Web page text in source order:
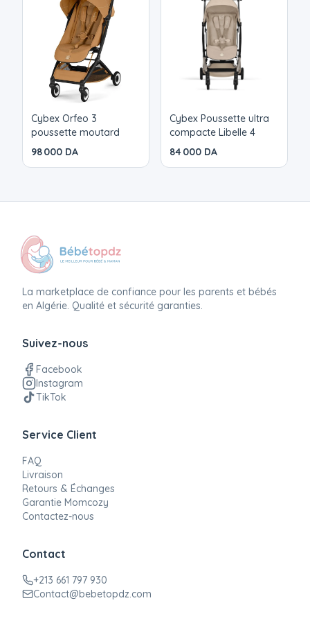
Cybex Orfeo 3
poussette moutard
98 000 DA
Cybex Poussette ultra
compacte Libelle 4
84 000 DA
La marketplace de confiance pour les parents et bébés
en Algérie. Qualité et sécurité garanties.
Suivez-nous
Facebook
Instagram
TikTok
Service Client
FAQ
Livraison
Retours & Échanges
Garantie Momcozy
Contactez-nous
Contact
+213 661 797 930
Contact@bebetopdz.com